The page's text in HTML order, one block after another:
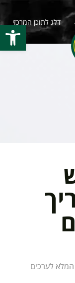
פתח
דלג לתוכן המרכזי
המלא לערכים